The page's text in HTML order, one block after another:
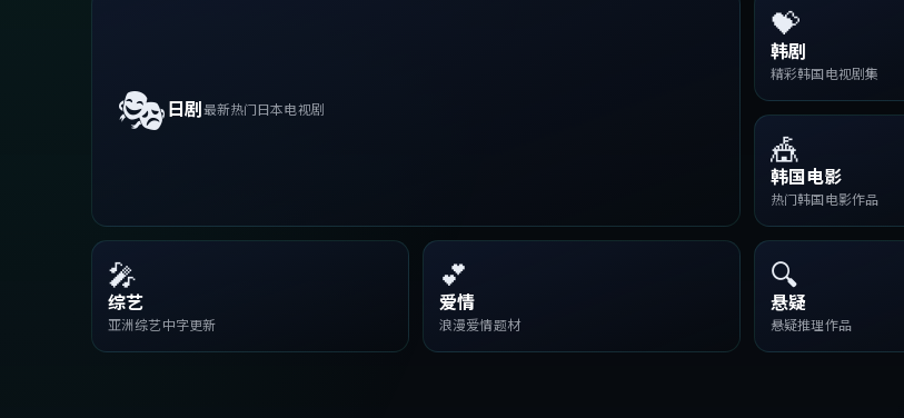
🎭日剧最新热门日本电视剧
💝
韩剧
精彩韩国电视剧集
🎪
韩国电影
热门韩国电影作品
🎤
综艺
亚洲综艺中字更新
💕
爱情
浪漫爱情题材
🔍
悬疑
悬疑推理作品